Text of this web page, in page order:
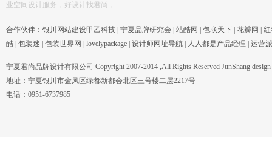
业空间设计服务，好设计找君尚，
合作伙伴： 银川网站建设甲乙科技 宁夏品牌研究会 站酷网 包联天下 花瓣网
酷 包装迷 包装世界网 lovelypackage 设计师网址导航 人人都是产品经理 运营派
宁夏君尚品牌设计有限公司 Copyright 2007-2014 ,All Rights Reserved JunShang
地址：宁夏银川市金凤区绿都新都会北区三号楼二层2217号
电话：0951-6737985